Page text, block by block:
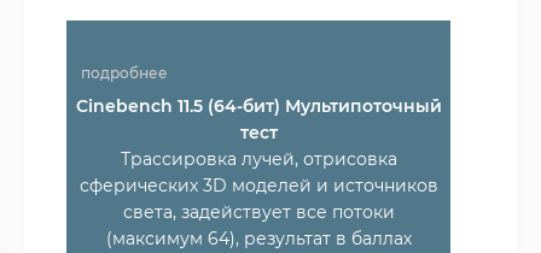
подробнее
Cinebench 11.5 (64-бит) Мультипоточный
тест
Трассировка лучей, отрисовка
сферических 3D моделей и источников
света, задействует все потоки
(максимум 64), результат в баллах